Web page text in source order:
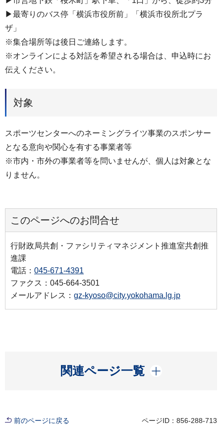
▶最寄りのバス停「横浜市役所前」「横浜市役所北プラ
ザ」
※集合場所等は後日ご連絡します。
※オンラインによる対話を希望される場合は、申込時にお
伝えください。
対象
スポーツセンターへのネーミングライツ事業のスポンサー
となる意向や関心を有する事業者等
※市内・市外の事業者等を問いませんが、個人は対象とな
りません。
このページへのお問合せ
行財政局共創・ファシリティマネジメント推進室共創推
進課
電話： 045-671-4391
ファクス：045-664-3501
メールアドレス： gz-kyoso@city.yokohama.lg.jp
関連ページ一覧
開く
前のページに戻る ページID：856-288-713